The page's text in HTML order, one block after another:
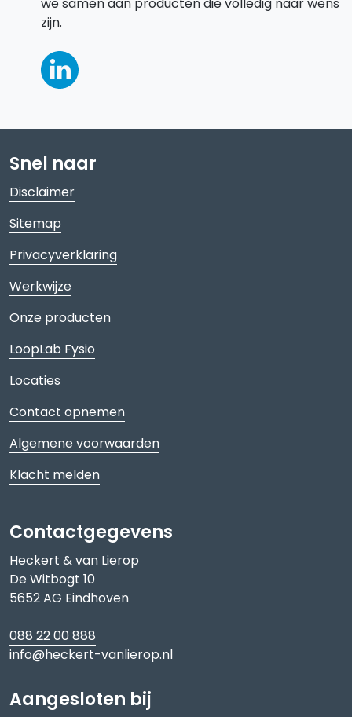
we samen aan producten die volledig naar wens
zijn.
Snel naar
Disclaimer
Sitemap
Privacyverklaring
Werkwijze
Onze producten
LoopLab Fysio
Locaties
Contact opnemen
Algemene voorwaarden
Klacht melden
Contactgegevens
Heckert & van Lierop
De Witbogt 10
5652 AG Eindhoven
088 22 00 888
info@heckert-vanlierop.nl
Aangesloten bij